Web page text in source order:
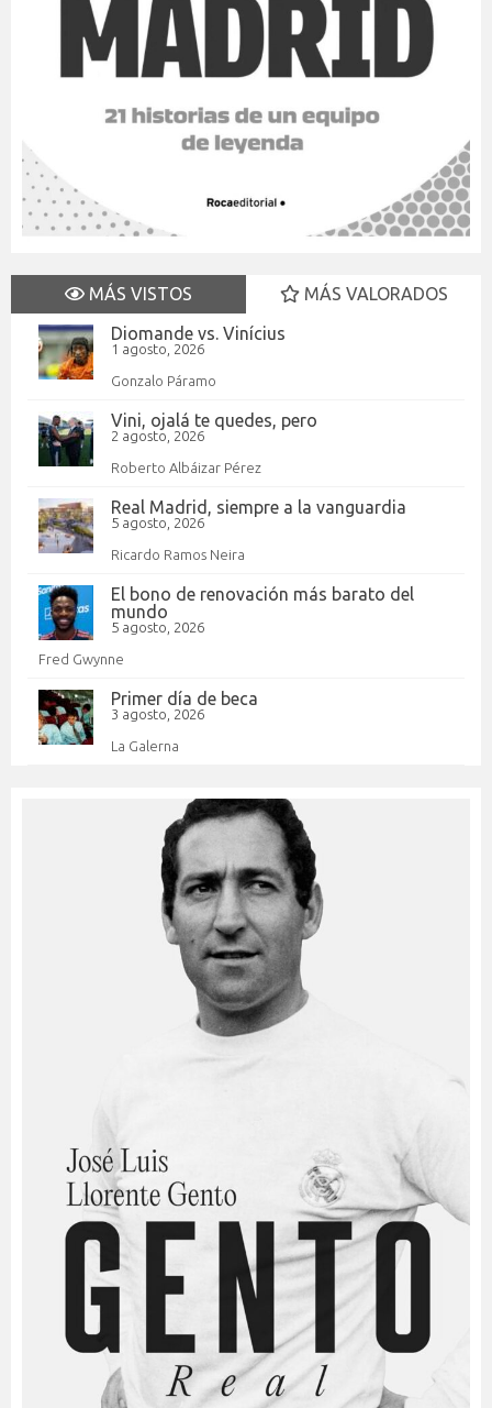
MÁS VISTOS
MÁS VALORADOS
Diomande vs. Vinícius
1 agosto, 2026
Gonzalo Páramo
Vini, ojalá te quedes, pero
2 agosto, 2026
Roberto Albáizar Pérez
Real Madrid, siempre a la vanguardia
5 agosto, 2026
Ricardo Ramos Neira
El bono de renovación más barato del
mundo
5 agosto, 2026
Fred Gwynne
Primer día de beca
3 agosto, 2026
La Galerna